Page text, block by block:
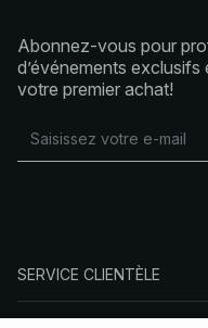
Abonnez-vous pour
d’événements
votre premier achat!
SERVICE CLIENTÈLE